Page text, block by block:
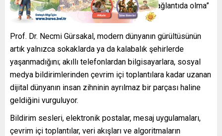
sorunlardan biri olarak gösterilen “sürekli bağlantıda olma”
halini merkeze alıyor.
Prof. Dr. Necmi Gürsakal, modern dünyanın gürültüsünün
artık yalnızca sokaklarda ya da kalabalık şehirlerde
yaşanmadığını; akıllı telefonlardan bilgisayarlara, sosyal
medya bildirimlerinden çevrim içi toplantılara kadar uzanan
dijital dünyanın insan zihninin ayrılmaz bir parçası haline
geldiğini vurguluyor.
Bildirim sesleri, elektronik postalar, mesaj uygulamaları,
çevrim içi toplantılar, veri akışları ve algoritmaların